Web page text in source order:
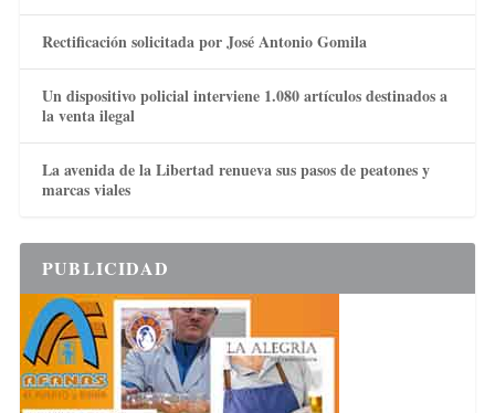
Rectificación solicitada por José Antonio Gomila
Un dispositivo policial interviene 1.080 artículos destinados a
la venta ilegal
La avenida de la Libertad renueva sus pasos de peatones y
marcas viales
PUBLICIDAD